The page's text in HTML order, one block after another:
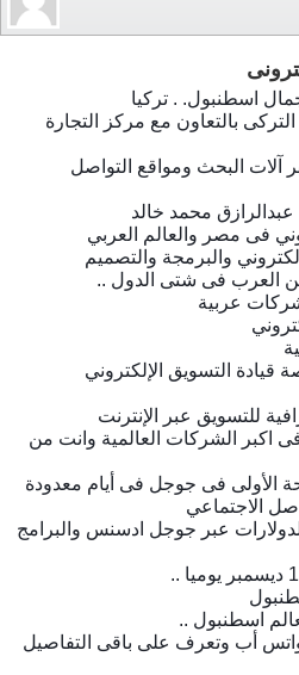
اسطنبول. . تركيا
التركى بالتعاون مع مركز التجارة
آلات البحث ومواقع التواصل
محمد خالد
فى مصر والعالم العربي
العرب فى شتى الدول ..
عربية
التسويق الإلكتروني
اكبر الشركات العالمية وانت من
فى جوجل فى أيام معدودة
الاجتماعي
عبر جوجل ادسنس والبرامج
اسطنبول ..
أب وتعرف على باقى التفاصيل